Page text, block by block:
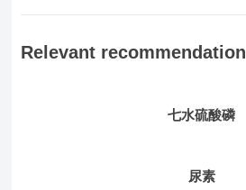
Relevant recommendation
七水硫酸磷
尿素